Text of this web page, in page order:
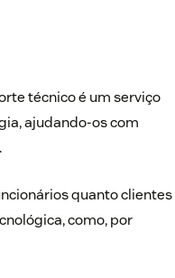
técnico é um serviço
ajudando-os com
quanto clientes
como, por